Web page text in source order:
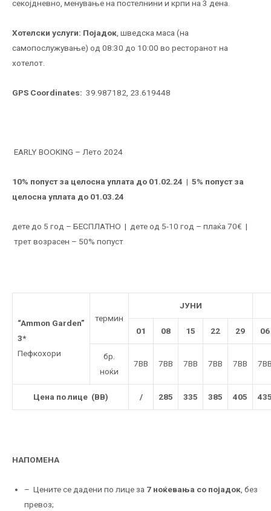
секојдневно, менување на постелнини и крпи на 3 дена.
Хотелски услуги: Појадок , шведска маса (на
самопослужување) од 08:30 до 10:00 во ресторанот на
хотелот.
GPS Coordinates: 39.987182, 23.619448
EARLY BOOKING – Лето 2024
10% попуст за целосна уплата до 01.02.24 | 5% попуст за
целосна уплата до 01.03.24
дете до 5 год – БЕСПЛАТНО | дете од 5-10 год – плаќа 70€ |
трет возрасен – 50% попуст
“Ammon Garden”
3*
Пефкохори
термин
ЈУНИ
01 08 15 22 29 06
бр.
ноќи
7BB 7BB 7BB 7BB 7BB
Цена по лице (BB) / 285 335 385 405
НАПОМЕНА
– Цените се дадени по лице за 7 ноќевања со појадок , без
превоз;